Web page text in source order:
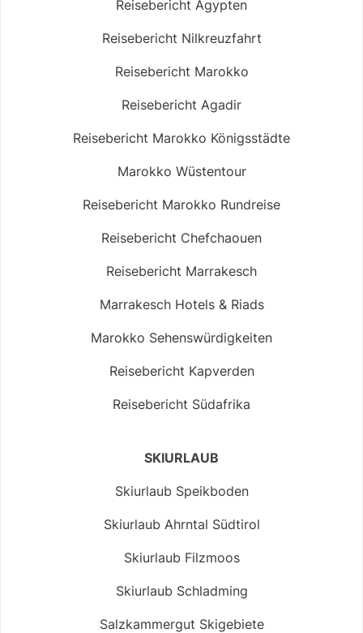
Reisebericht Ägypten
Reisebericht Nilkreuzfahrt
Reisebericht Marokko
Reisebericht Agadir
Reisebericht Marokko Königsstädte
Marokko Wüstentour
Reisebericht Marokko Rundreise
Reisebericht Chefchaouen
Reisebericht Marrakesch
Marrakesch Hotels & Riads
Marokko Sehenswürdigkeiten
Reisebericht Kapverden
Reisebericht Südafrika
SKIURLAUB
Skiurlaub Speikboden
Skiurlaub Ahrntal Südtirol
Skiurlaub Filzmoos
Skiurlaub Schladming
Salzkammergut Skigebiete